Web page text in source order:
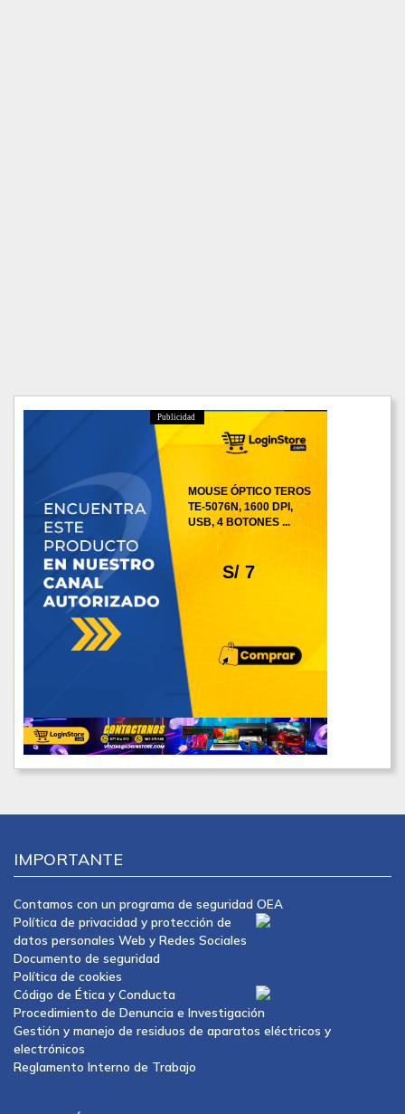
Publicidad
S/ 7
MOUSE ÓPTICO TEROS
TE-5076N, 1600 DPI,
USB, 4 BOTONES ...
IMPORTANTE
Contamos con un programa de seguridad OEA
Política de privacidad y protección de
datos personales Web y Redes Sociales
Documento de seguridad
Política de cookies
Código de Ética y Conducta
Procedimiento de Denuncia e Investigación
Gestión y manejo de residuos de aparatos eléctricos y
electrónicos
Reglamento Interno de Trabajo